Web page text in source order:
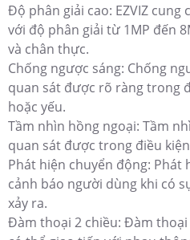
Độ phân giải cao: EZVIZ cung
với độ phân giải từ 1MP đến
và chân thực.
Chống ngược sáng: Chống
quan sát được rõ ràng trong
hoặc yếu.
Tầm nhìn hồng ngoại: Tầm
quan sát được trong điều
Phát hiện chuyển động: Phát
cảnh báo người dùng khi có
xảy ra.
Đàm thoại 2 chiều: Đàm